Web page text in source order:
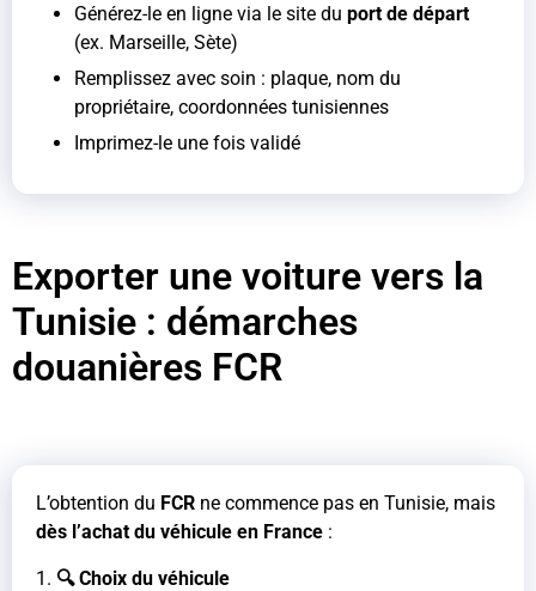
Générez-le en ligne via le site du port de départ
(ex. Marseille, Sète)
Remplissez avec soin : plaque, nom du
propriétaire, coordonnées tunisiennes
Imprimez-le une fois validé
Exporter une voiture vers la
Tunisie : démarches
douanières FCR
L’obtention du FCR ne commence pas en Tunisie, mais
dès l’achat du véhicule en France :
1. 🔍 Choix du véhicule